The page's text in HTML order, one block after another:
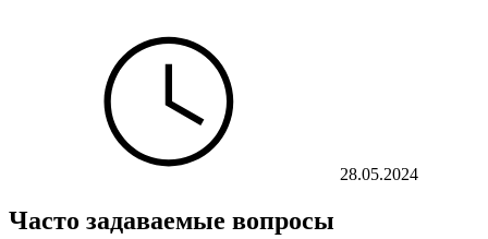
28.05.2024
Часто задаваемые вопросы